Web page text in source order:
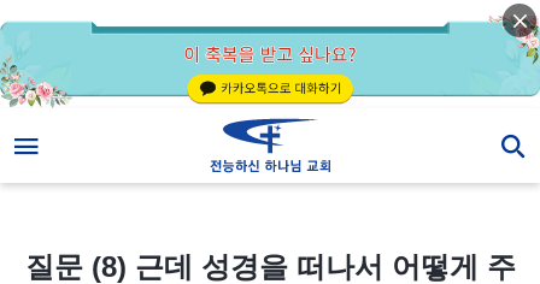
질문 (8) 근데 성경을 떠나서 어떻게 주